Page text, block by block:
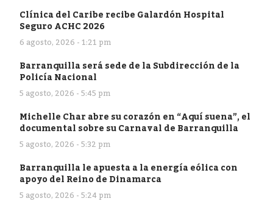
Clínica del Caribe recibe Galardón Hospital
Seguro ACHC 2026
6 agosto, 2026 - 1:21 pm
Barranquilla será sede de la Subdirección de la
Policía Nacional
5 agosto, 2026 - 5:45 pm
Michelle Char abre su corazón en “Aquí suena”, el
documental sobre su Carnaval de Barranquilla
5 agosto, 2026 - 5:32 pm
Barranquilla le apuesta a la energía eólica con
apoyo del Reino de Dinamarca
5 agosto, 2026 - 5:24 pm